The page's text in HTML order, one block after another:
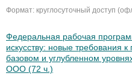
Формат: круглосуточный доступ
Федеральная рабочая
искусству: новые требования
базовом и углубленном
ООО (72 ч.)